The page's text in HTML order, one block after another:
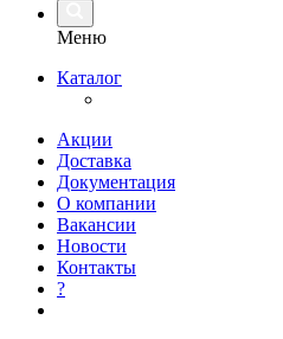
Меню
Каталог
Акции
Доставка
Документация
О компании
Вакансии
Новости
Контакты
?